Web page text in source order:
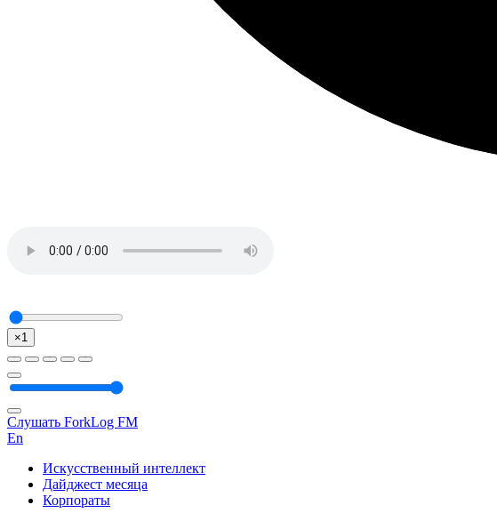
×1
Слушать ForkLog FM
En
Искусственный интеллект
Дайджест месяца
Корпораты